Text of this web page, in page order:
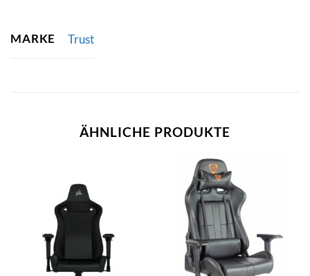
MARKE Trust
ÄHNLICHE PRODUKTE